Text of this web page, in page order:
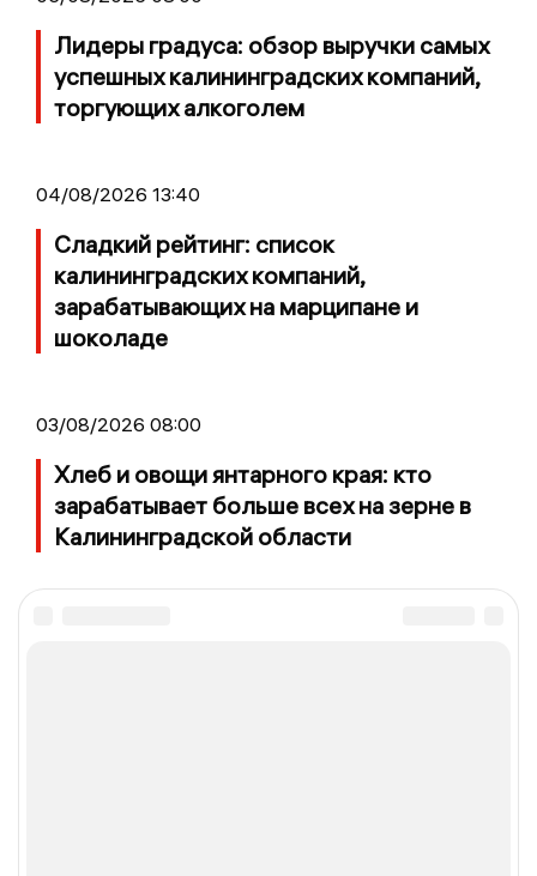
Лидеры градуса: обзор выручки самых
успешных калининградских компаний,
торгующих алкоголем
04/08/2026 13:40
Сладкий рейтинг: список
калининградских компаний,
зарабатывающих на марципане и
шоколаде
03/08/2026 08:00
Хлеб и овощи янтарного края: кто
зарабатывает больше всех на зерне в
Калининградской области